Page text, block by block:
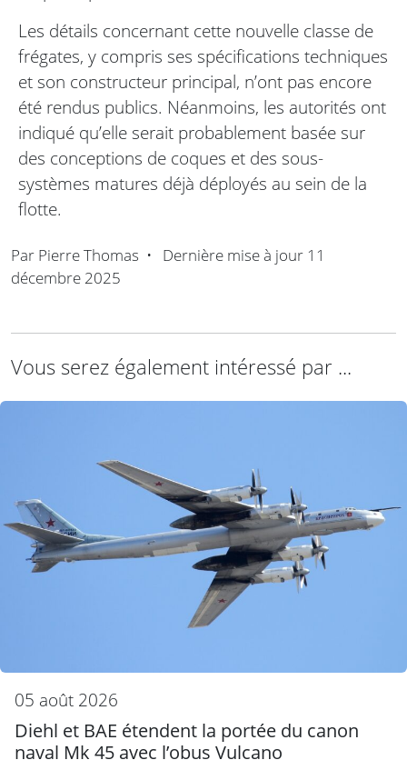
Les détails concernant cette nouvelle classe de
frégates, y compris ses spécifications techniques
et son constructeur principal, n’ont pas encore
été rendus publics. Néanmoins, les autorités ont
indiqué qu’elle serait probablement basée sur
des conceptions de coques et des sous-
systèmes matures déjà déployés au sein de la
flotte.
Par Pierre Thomas • Dernière mise à jour 11
décembre 2025
Vous serez également intéressé par ...
05 août 2026
Diehl et BAE étendent la portée du canon
naval Mk 45 avec l’obus Vulcano